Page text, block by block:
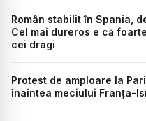
Român stabilit în Spania,
Cel mai dureros e că
cei dragi
Protest de amploare la
înaintea meciului Franța-